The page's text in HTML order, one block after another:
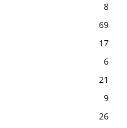
8
69
17
6
21
9
26